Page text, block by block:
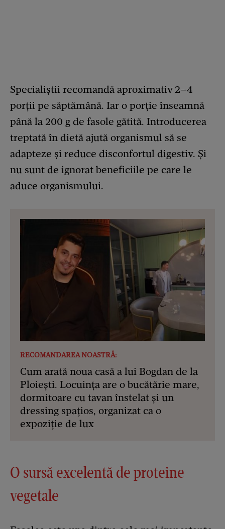
Specialiștii recomandă aproximativ 2–4
porții pe săptămână. Iar o porție înseamnă
până la 200 g de fasole gătită. Introducerea
treptată în dietă ajută organismul să se
adapteze și reduce disconfortul digestiv. Și
nu sunt de ignorat beneficiile pe care le
aduce organismului.
RECOMANDAREA NOASTRĂ:
Cum arată noua casă a lui Bogdan de la
Ploiești. Locuința are o bucătărie mare,
dormitoare cu tavan înstelat și un
dressing spațios, organizat ca o
expoziție de lux
O sursă excelentă de proteine
vegetale